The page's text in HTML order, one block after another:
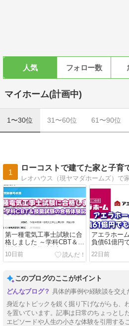
人気 フォロー数
マイホーム(計画中)
1〜30位 31〜60位 61〜90位
1
ローコストで建てた家と子育
第一種電気工事士試験に合
格しました ～学科CBT＆技
能試験の合格体験記～
10日前
アエラホー
負債61億円
ないのがハ
建てるメリ
22日前
このブログのここがポイント
具体的事例や経験談を交え
身近なトピックを鋭く掘り下げながらも、
を置いています。記事は日常のちょっとし
エピソードや人生の小さな体験を引用する